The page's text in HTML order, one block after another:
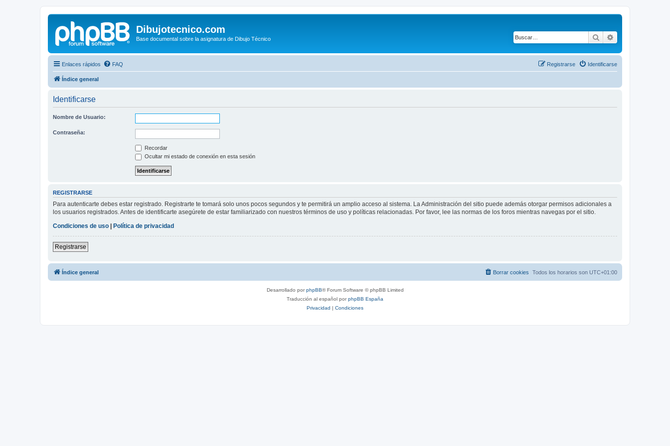
Dibujotecnico.com
Base documental sobre la asignatura de Dibujo Técnico Buscar
Enlaces rápidos FAQ Identificarse
Registrarse
Índice general
Identificarse
Nombre de Usuario:
Contraseña:
Recordar
Ocultar mi estado de conexión en esta sesión
REGISTRARSE
Para autenticarte debes estar registrado. Registrarte te tomará solo unos pocos segundos y te permitirá un amplio acceso al sistema. La Administración del sitio puede además otorgar permisos adicionales a
los usuarios registrados. Antes de identificarte asegúrete de estar familiarizado con nuestros términos de uso y políticas relacionadas. Por favor, lee las normas de los foros mientras navegas por el sitio.
Condiciones de uso
Política de privacidad
Registrarse
Índice general Todos los horarios son UTC+01:00
Borrar cookies
Desarrollado porphpBB® Forum Software © phpBB Limited
Traducción al español porphpBB España
Privacidad | Condiciones